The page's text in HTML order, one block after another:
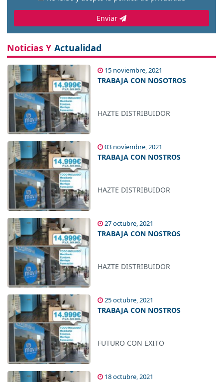
He leído y acepto lapolítica de privacidad
Enviar
Noticias Y Actualidad
15 noviembre, 2021
03 noviembre, 2021
27 octubre, 2021
25 octubre, 2021